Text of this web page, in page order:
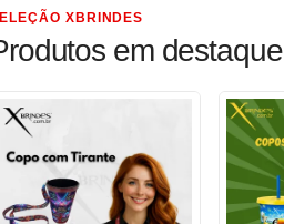
XBRINDES
em destaque